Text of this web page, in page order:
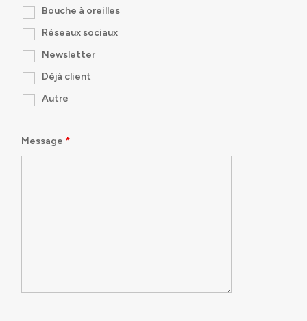
Bouche à oreilles
Réseaux sociaux
Newsletter
Déjà client
Autre
Message *